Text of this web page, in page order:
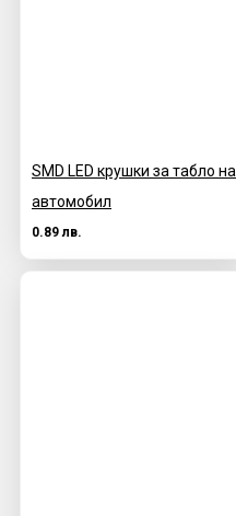
SMD LED крушки за табло на
автомобил
0.89 лв.